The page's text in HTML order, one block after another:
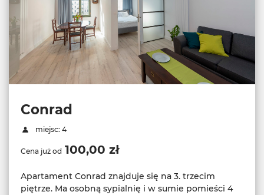
Conrad
miejsc: 4
Cena już od 100,00 zł
Apartament Conrad znajduje się na 3. trzecim
piętrze. Ma osobną sypialnię i w sumie pomieści 4